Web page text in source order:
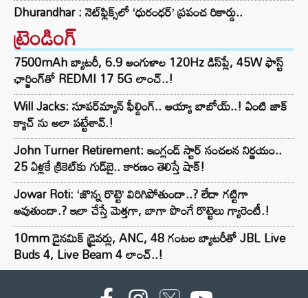
Dhurandhar : నెట్‌ఫ్లిక్స్‌లో ‘ధురంధర్’ ప్రపంచ రికార్డు..
ట్రెండింగ్‌
7500mAh బ్యాటరీ, 6.9 అంగుళాల 120Hz డిస్‌ప్లే, 45W ఫాస్ట్
ఛార్జింగ్‌తో REDMI 17 5G లాంచ్..!
Will Jacks: సూపర్‌మ్యాన్ ఫీల్డింగ్.. అయ్యా బాబోయ్..! ఏంటి జాక్
క్యాచ్ ను అలా పట్టేశావ్.!
John Turner Retirement: ఇంగ్లండ్ స్టార్ సంచలన నిర్ణయం..
25 ఏళ్లకే క్రికెట్‌కు గుడ్‌బై.. కారణం తెలిస్తే షాక్!
Jowar Roti: ‘జొన్న రొట్టె’ విరిగిపోతుందా..? లేదా గట్టిగా
అవుతుందా.? ఇలా చేస్తే మెత్తగా, బాగా పొంగే రొట్టెలు గ్యారెంటీ.!
10mm డైనమిక్ డ్రైవర్లు, ANC, 48 గంటల బ్యాటరీతో JBL Live
Buds 4, Live Beam 4 లాంచ్..!